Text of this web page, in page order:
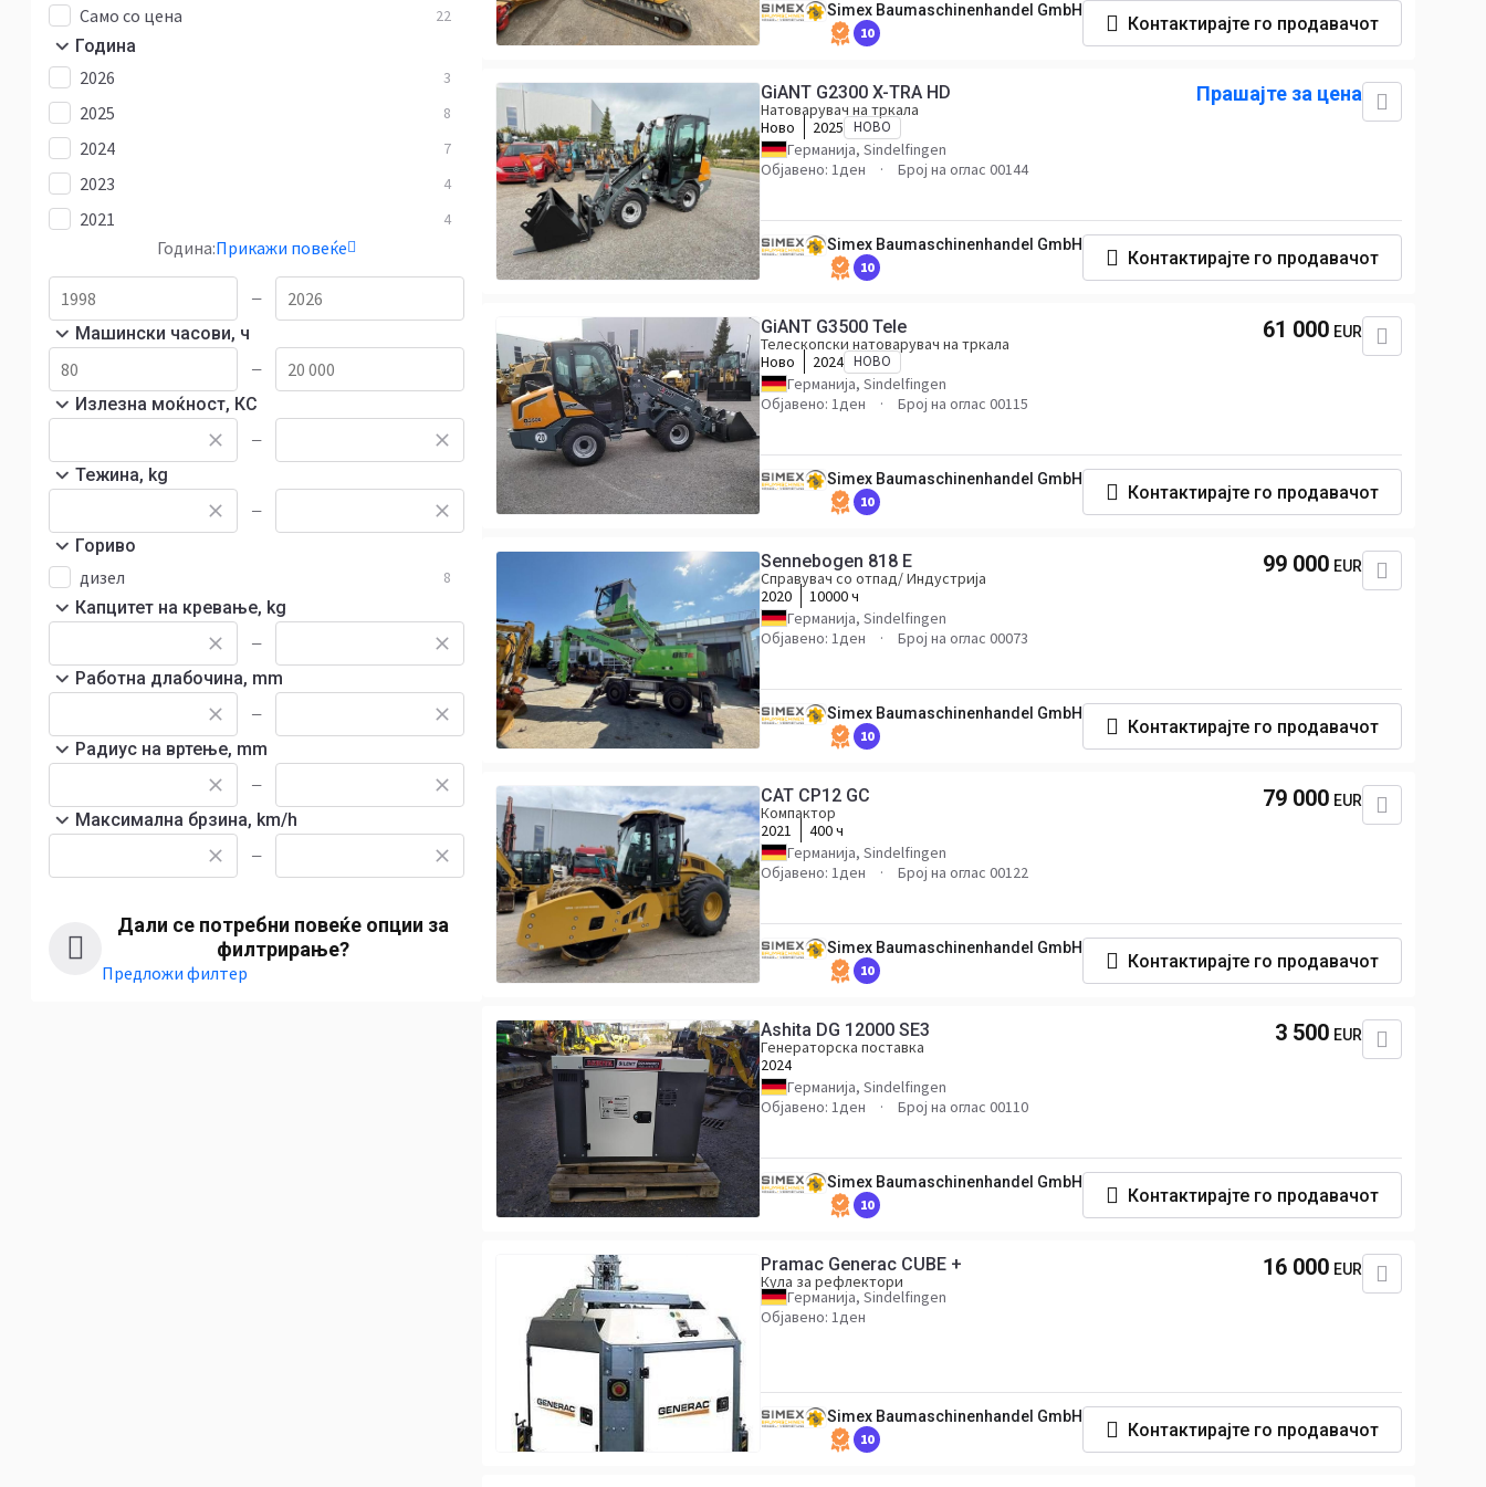
Само со цена 22
Година
2026 3
2025 8
2024 7
2023 4
2021 4
Година:Прикажи повеќе
—
Машински часови, ч
—
Излезна моќност, КС
—
Тежина, kg
—
Гориво
дизел 8
Капцитет на кревање, kg
—
Работна длабочина, mm
—
Радиус на вртење, mm
—
Максимална брзина, km/h
—
Дали се потребни повеќе опции за
филтрирање?
Предложи филтер
Simex Baumaschinenhandel GmbH
10 Контактирајте го продавачот
GiANT G2300 X-TRA HD
Натоварувач на тркала
Ново
2025 НОВО
Германија, Sindelfingen
Објавено: 1ден
Број на оглас 00144
Прашајте за цена
Simex Baumaschinenhandel GmbH
10 Контактирајте го продавачот
GiANT G3500 Tele
Телескопски натоварувач на тркала
Ново
2024 НОВО
Германија, Sindelfingen
Објавено: 1ден
Број на оглас 00115
61 000 EUR
Simex Baumaschinenhandel GmbH
10 Контактирајте го продавачот
Sennebogen 818 E
Справувач со отпад/ Индустрија
2020
10000 ч
Германија, Sindelfingen
Објавено: 1ден
Број на оглас 00073
99 000 EUR
Simex Baumaschinenhandel GmbH
10 Контактирајте го продавачот
CAT CP12 GC
Компактор
2021
400 ч
Германија, Sindelfingen
Објавено: 1ден
Број на оглас 00122
79 000 EUR
Simex Baumaschinenhandel GmbH
10 Контактирајте го продавачот
Ashita DG 12000 SE3
Генераторска поставка
2024
Германија, Sindelfingen
Објавено: 1ден
Број на оглас 00110
3 500 EUR
Simex Baumaschinenhandel GmbH
10 Контактирајте го продавачот
Pramac Generac CUBE +
Кула за рефлектори
Германија, Sindelfingen
Објавено: 1ден
16 000 EUR
Simex Baumaschinenhandel GmbH
10 Контактирајте го продавачот